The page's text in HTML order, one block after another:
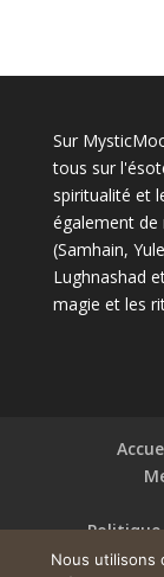
Sur
tous sur
spiritualité et
également de
(Samhain,
Lughnashad
magie et les
Nous utilisons